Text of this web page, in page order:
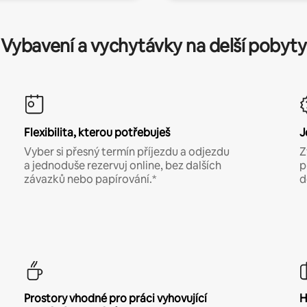
Vybavení a vychytávky na delší pobyty
Flexibilita, kterou potřebuješ
Vyber si přesný termín příjezdu a odjezdu
a jednoduše rezervuj online, bez dalších
závazků nebo papírování.*
Prostory vhodné pro práci vyhovující